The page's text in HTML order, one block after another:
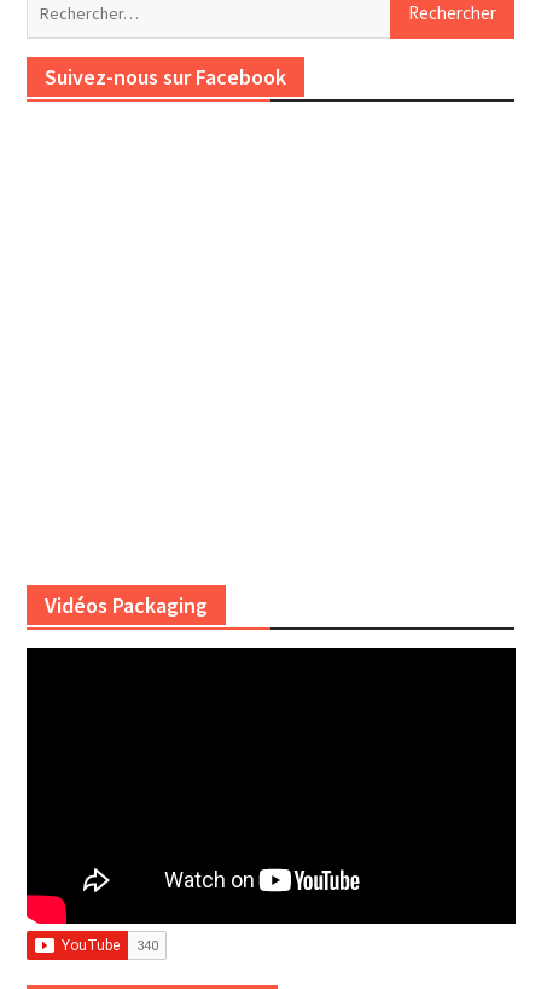
Suivez-nous sur Facebook
Vidéos Packaging